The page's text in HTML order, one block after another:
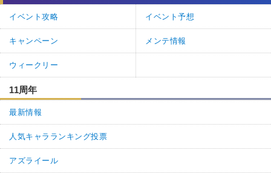
イベント攻略 イベント予想
キャンペーン メンテ情報
ウィークリー
11周年
最新情報
人気キャラランキング投票
アズライール